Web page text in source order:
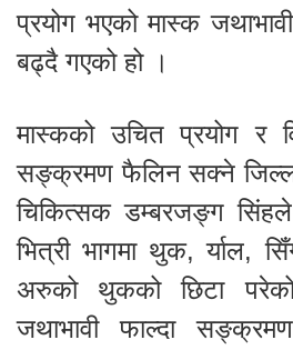
प्रयोग भएको मास्क
बढ्दै गएको हो ।
मास्कको उचित प्रयोग र
सङ्क्रमण फैलिन सक्ने
चिकित्सक डम्बरजङ्ग
भित्री भागमा थुक, र्याल,
अरुको थुकको छिटा
जथाभावी फाल्दा